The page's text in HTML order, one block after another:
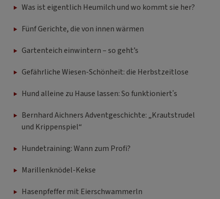
Was ist eigentlich Heumilch und wo kommt sie her?
Fünf Gerichte, die von innen wärmen
Gartenteich einwintern – so geht’s
Gefährliche Wiesen-Schönheit: die Herbstzeitlose
Hund alleine zu Hause lassen: So funktioniert's
Bernhard Aichners Adventgeschichte: „Krautstrudel
und Krippenspiel“
Hundetraining: Wann zum Profi?
Marillenknödel-Kekse
Hasenpfeffer mit Eierschwammerln